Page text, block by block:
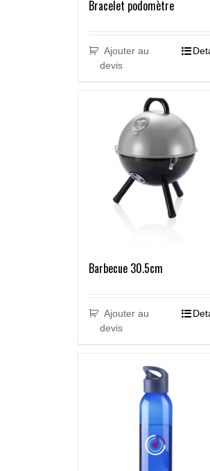
Bracelet podomètre
Ajouter au
devis
Barbecue 30.5cm
Ajouter au
devis